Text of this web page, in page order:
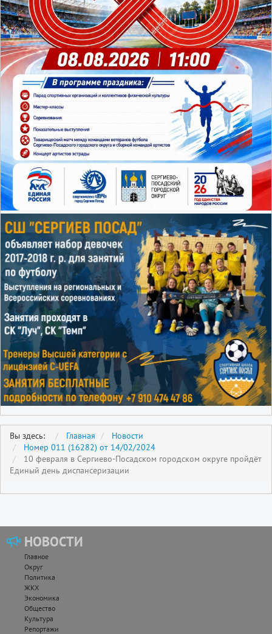
Вы здесь: Главная
Новости
Номер 011 (16282) от 14/02/2024
10 февраля в Сергиево-Посадском городском округе пройдёт
Единый день диспансеризации
НОВОСТИ
Главное
Округ
Политика
ЖКХ
Экономика
Общество
Культура
Репортажи